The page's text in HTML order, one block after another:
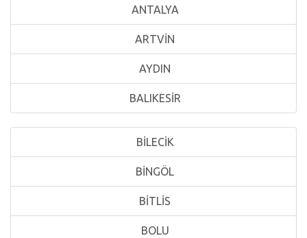
ANTALYA
ARTVİN
AYDIN
BALIKESİR
BİLECİK
BİNGÖL
BİTLİS
BOLU